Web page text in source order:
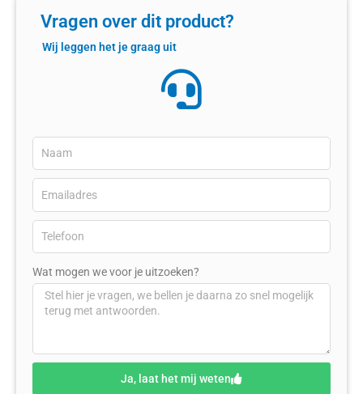
Vragen over dit product?
Wij leggen het je graag uit
Wat mogen we voor je uitzoeken?
Ja, laat het mij weten